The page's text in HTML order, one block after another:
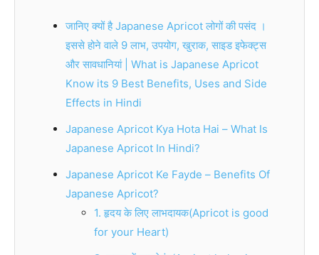
जानिए क्यों है Japanese Apricot लोगों की पसंद ।
इससे होने वाले 9 लाभ, उपयोग, खुराक, साइड इफेक्ट्स
और सावधानियां | What is Japanese Apricot
Know its 9 Best Benefits, Uses and Side
Effects in Hindi
Japanese Apricot Kya Hota Hai – What Is
Japanese Apricot In Hindi?
Japanese Apricot Ke Fayde – Benefits Of
Japanese Apricot?
1. हृदय के लिए लाभदायक(Apricot is good
for your Heart)